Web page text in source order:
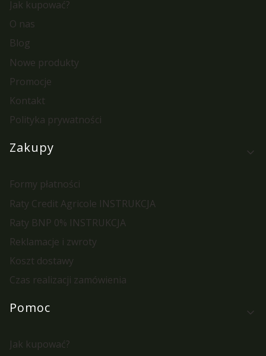
Jak kupować?
O nas
Blog
Nowe produkty
Promocje
Kontakt
Polityka prywatności
Zakupy
Formy płatności
Raty Credit Agricole INSTRUKCJA
Raty BNP 0% INSTRUKCJA
Reklamacje i zwroty
Koszt dostawy
Czas realizacji zamówienia
Pomoc
Jak kupować?